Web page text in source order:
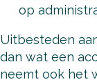
op
Uitbesteden
dan wat een
neemt ook het